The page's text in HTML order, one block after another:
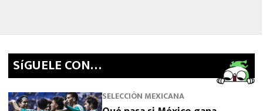
SíGUELE CON…
SELECCIÓN MEXICANA